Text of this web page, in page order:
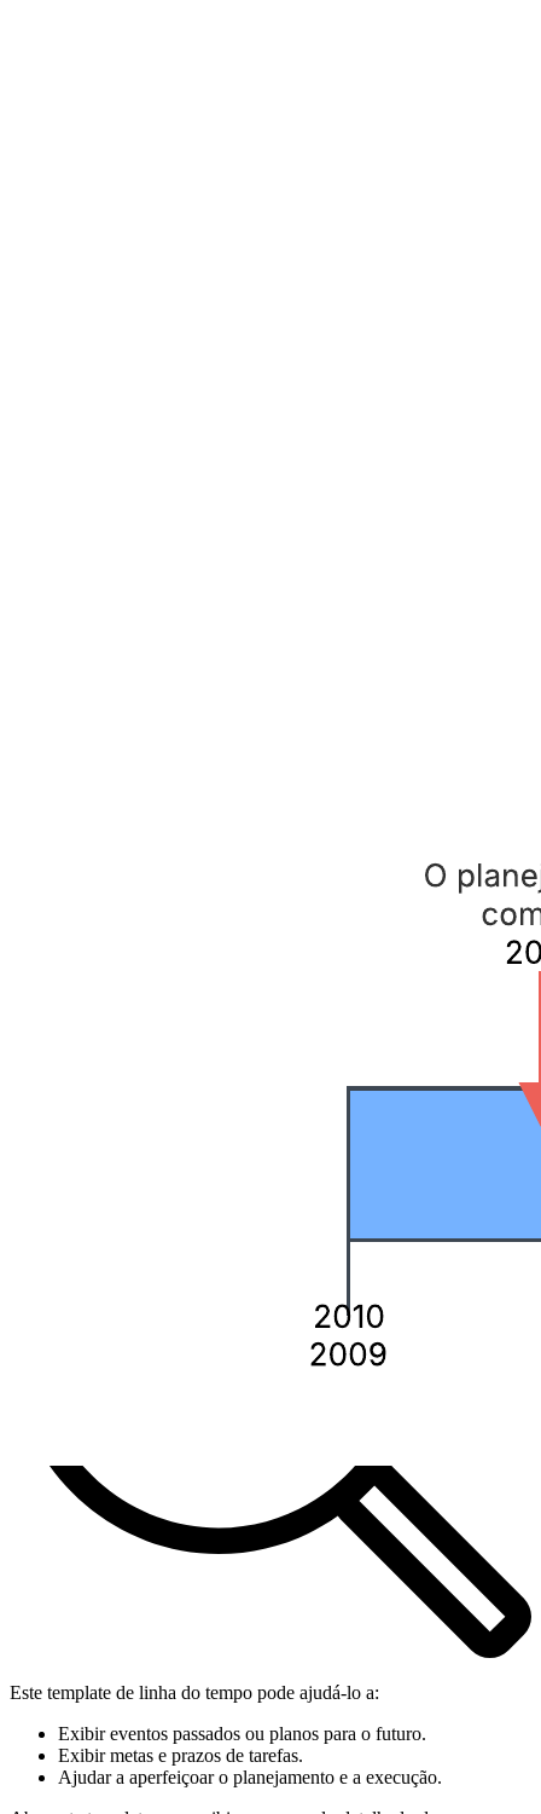
Este template de linha do tempo pode ajudá-lo a:
Exibir eventos passados ou planos para o futuro.
Exibir metas e prazos de tarefas.
Ajudar a aperfeiçoar o planejamento e a execução.